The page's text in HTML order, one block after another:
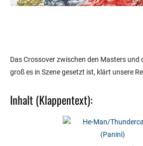
Das Crossover zwischen den Masters und
groß es in Szene gesetzt ist, klärt unsere
Inhalt (Klappentext):